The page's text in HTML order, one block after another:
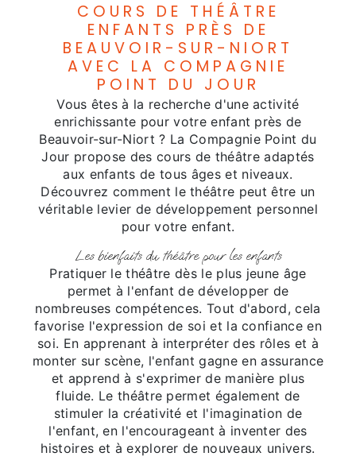
COURS DE THÉÂTRE
ENFANTS PRÈS DE
BEAUVOIR-SUR-NIORT
AVEC LA COMPAGNIE
POINT DU JOUR
Vous êtes à la recherche d'une activité
enrichissante pour votre enfant près de
Beauvoir-sur-Niort ? La Compagnie Point du
Jour propose des cours de théâtre adaptés
aux enfants de tous âges et niveaux.
Découvrez comment le théâtre peut être un
véritable levier de développement personnel
pour votre enfant.
Les bienfaits du théâtre pour les enfants
Pratiquer le théâtre dès le plus jeune âge
permet à l'enfant de développer de
nombreuses compétences. Tout d'abord, cela
favorise l'expression de soi et la confiance en
soi. En apprenant à interpréter des rôles et à
monter sur scène, l'enfant gagne en assurance
et apprend à s'exprimer de manière plus
fluide. Le théâtre permet également de
stimuler la créativité et l'imagination de
l'enfant, en l'encourageant à inventer des
histoires et à explorer de nouveaux univers.